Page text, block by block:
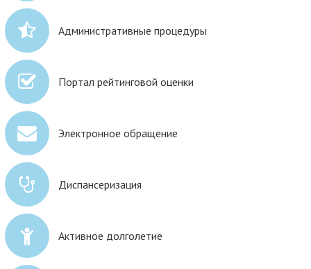
Административные процедуры
Портал рейтинговой оценки
Электронное обращение
Диспансеризация
Активное долголетие